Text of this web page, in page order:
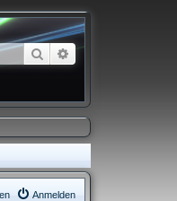
Suche Erweiterte Suche
Anmelden